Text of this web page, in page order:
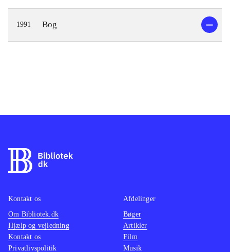
1991 Bog
Kontakt os
Om Bibliotek.dk
Hjælp og vejledning
Kontakt os
Privatlivspolitik
Afdelinger
Bøger
Artikler
Film
Musik